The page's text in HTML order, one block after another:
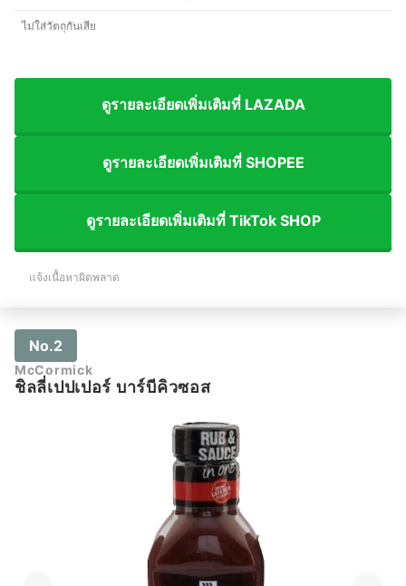
ไม่ใส่วัตถุกันเสีย
ดูรายละเอียดเพิ่มเติมที่ LAZADA
ดูรายละเอียดเพิ่มเติมที่ SHOPEE
ดูรายละเอียดเพิ่มเติมที่ TikTok SHOP
แจ้งเนื้อหาผิดพลาด
No.2
McCormick
ชิลลี่เปปเปอร์ บาร์บีคิวซอส